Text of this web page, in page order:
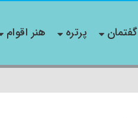
گفتمان پرتره هنر اقوام